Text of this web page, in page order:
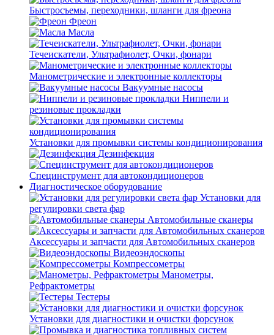
Быстросъемы, переходники, шланги для фреона
Фреон
Масла
Течеискатели, Ультрафиолет, Очки, фонари
Манометрические и электронные коллекторы
Вакуумные насосы
Ниппели и
резиновые прокладки
Установки для промывки системы кондиционирования
Дезинфекция
Специнструмент для автокондиционеров
Диагностическое оборудование
Установки для
регулировки света фар
Автомобильные сканеры
Аксессуары и запчасти для Автомобильных сканеров
Видеоэндоскопы
Компрессометры
Манометры,
Рефрактометры
Тестеры
Установки для диагностики и очистки форсунок